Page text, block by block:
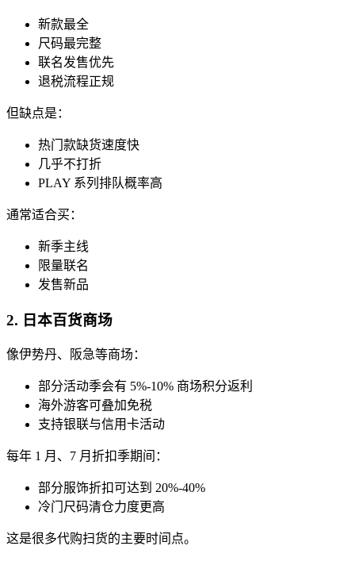
新款最全
尺码最完整
联名发售优先
退税流程正规
但缺点是：
热门款缺货速度快
几乎不打折
PLAY 系列排队概率高
通常适合买：
新季主线
限量联名
发售新品
2. 日本百货商场
像伊势丹、阪急等商场：
部分活动季会有 5%-10% 商场积分返利
海外游客可叠加免税
支持银联与信用卡活动
每年 1 月、7 月折扣季期间：
部分服饰折扣可达到 20%-40%
冷门尺码清仓力度更高
这是很多代购扫货的主要时间点。